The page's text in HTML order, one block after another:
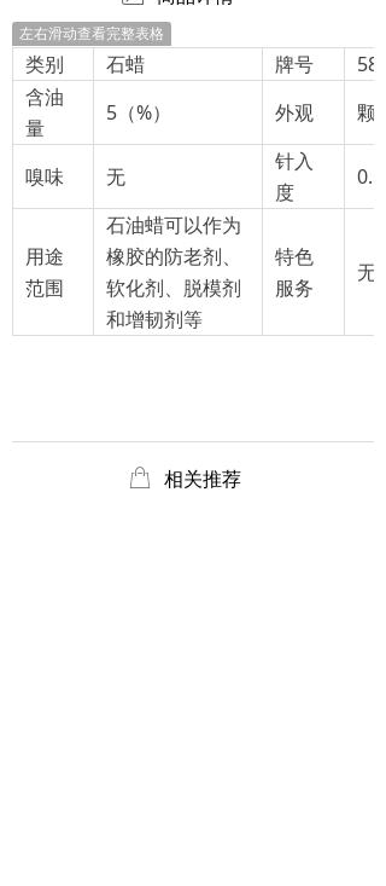
左右滑动查看完整表格
类别 石蜡 牌号
58#
含油
量
5（%） 外观 颗
嗅味 无
针入
度
0.5
用途
范围
石油蜡可以作为
橡胶的防老剂、
软化剂、脱模剂
和增韧剂等
特色
服务
无
ꂆ 相关推荐